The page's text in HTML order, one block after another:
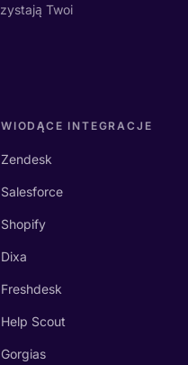
Twoi
WIODĄCE INTEGRACJE
Zendesk
Salesforce
Shopify
Dixa
Freshdesk
Help Scout
Gorgias